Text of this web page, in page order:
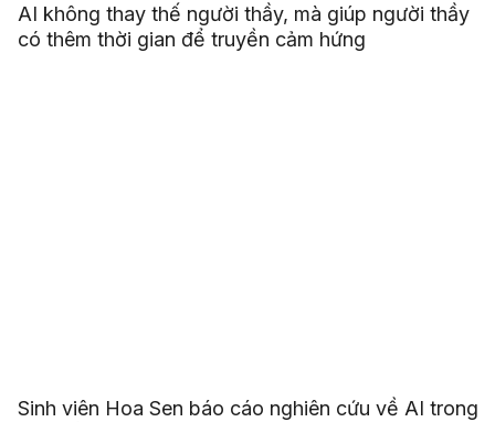
AI không thay thế người thầy, mà giúp người thầy
có thêm thời gian để truyền cảm hứng
Sinh viên Hoa Sen báo cáo nghiên cứu về AI trong